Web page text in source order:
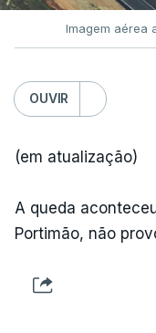
Imagem aérea
OUVIR
(em atualização)
A queda
Portimão, não